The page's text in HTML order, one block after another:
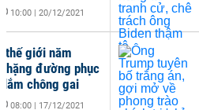
10:00 | 20/12/2021
thế giới năm
đường phục
lắm chông gai
08:00 | 17/12/2021